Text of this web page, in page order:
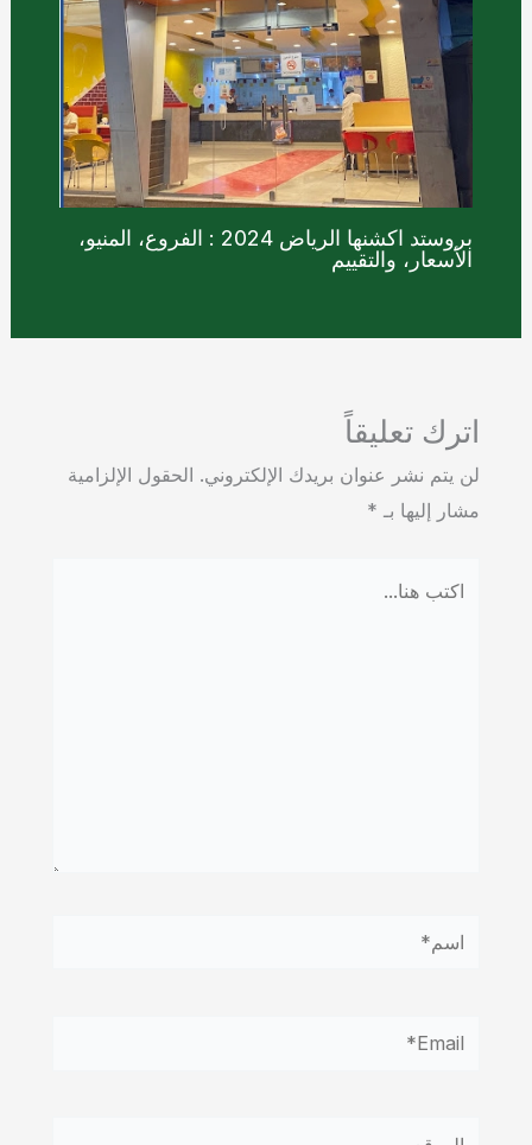
بروستد اكشنها الرياض 2024 : الفروع، المنيو،
الأسعار، والتقييم
اترك تعليقاً
لن يتم نشر عنوان بريدك الإلكتروني. الحقول الإلزامية
مشار إليها بـ *
اسم*
Email*
الموقع